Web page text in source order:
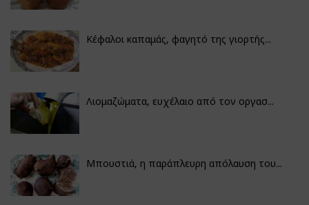
Κέφαλοι καπαμάς, φαγητό της γιορτής...
Λιομαζώματα, ευχέλαιο από τον οργασ...
Μπουστιά, η παράπλευρη απόλαυση του...